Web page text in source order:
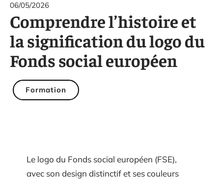
06/05/2026
Comprendre l’histoire et
la signification du logo du
Fonds social européen
Formation
Le logo du Fonds social européen (FSE),
avec son design distinctif et ses couleurs